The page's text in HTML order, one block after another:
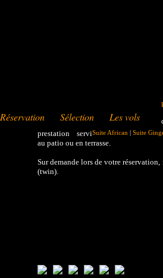
Réservation Sélection Les vols
Suite African | Suite
prestation servi
au patio ou en terrasse.
Sur demande lors de votre
(twin).